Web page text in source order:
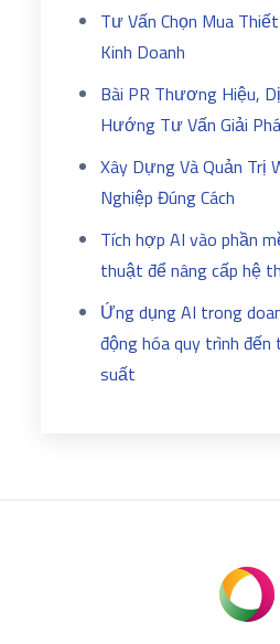
Tư Vấn Chọn Mua
Kinh Doanh
Bài PR Thương Hiệu,
Hướng Tư Vấn Giải
Xây Dựng Và Quản Trị
Nghiệp Đúng Cách
Tích hợp AI vào phần
thuật để nâng cấp hệ
Ứng dụng AI trong
động hóa quy trình
suất